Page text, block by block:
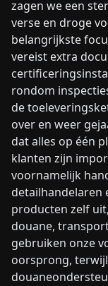
zagen we een
verse en droge
belangrijkste
vereist extra
rondom
de
over en weer
dat alles op één
klanten zijn
voornamelijk
detailhandelaren
producten zelf
douane,
gebruiken onze
oorsprong,